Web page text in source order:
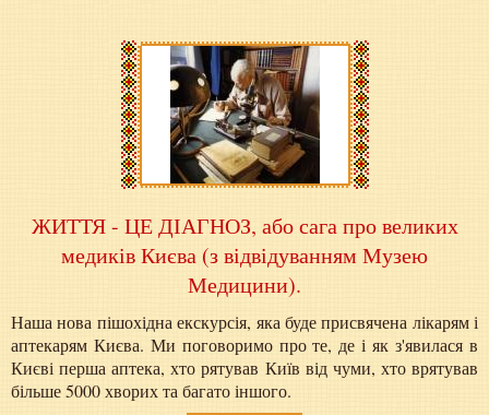
ЖИТТЯ - ЦЕ ДІАГНОЗ, або сага про великих
медиків Києва (з відвідуванням Музею
Медицини).
Наша нова пішохідна екскурсія, яка буде присвячена лікарям і
аптекарям Києва. Ми поговоримо про те, де і як з'явилася в
Києві перша аптека, хто рятував Київ від чуми, хто врятував
більше 5000 хворих та багато іншого.